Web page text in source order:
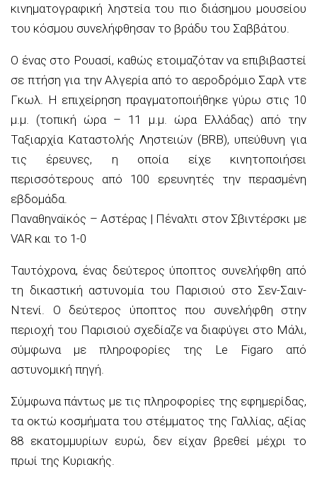
κινηματογραφική ληστεία του πιο διάσημου μουσείου
του κόσμου συνελήφθησαν το βράδυ του Σαββάτου.
Ο ένας στο Ρουασί, καθώς ετοιμαζόταν να επιβιβαστεί
σε πτήση για την Αλγερία από το αεροδρόμιο Σαρλ ντε
Γκωλ. Η επιχείρηση πραγματοποιήθηκε γύρω στις 10
μ.μ. (τοπική ώρα – 11 μ.μ. ώρα Ελλάδας) από την
Ταξιαρχία Καταστολής Ληστειών (BRB), υπεύθυνη για
τις έρευνες, η οποία είχε κινητοποιήσει
περισσότερους από 100 ερευνητές την περασμένη
εβδομάδα.
Παναθηναϊκός – Αστέρας | Πέναλτι στον Σβιντέρσκι με
VAR και το 1-0
Ταυτόχρονα, ένας δεύτερος ύποπτος συνελήφθη από
τη δικαστική αστυνομία του Παρισιού στο Σεν-Σαιν-
Ντενί. Ο δεύτερος ύποπτος που συνελήφθη στην
περιοχή του Παρισιού σχεδίαζε να διαφύγει στο Μάλι,
σύμφωνα με πληροφορίες της Le Figaro από
αστυνομική πηγή.
Σύμφωνα πάντως με τις πληροφορίες της εφημερίδας,
τα οκτώ κοσμήματα του στέμματος της Γαλλίας, αξίας
88 εκατομμυρίων ευρώ, δεν είχαν βρεθεί μέχρι το
πρωί της Κυριακής.